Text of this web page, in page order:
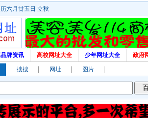
六月廿五日 立秋
牌资讯 高校网址大全 少年网址大全 政府
搜搜 网址 图片